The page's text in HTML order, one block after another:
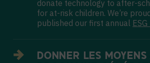
donate technology to after-
for at-risk children. We’re
published our first annual
DONNER LES